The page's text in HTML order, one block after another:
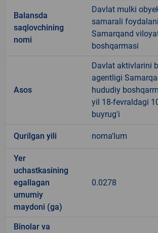
Balansda
saqlovchining
nomi
Davlat mulki
samarali
Samarqand
boshqarmasi
Asos
Davlat aktivlarini
agentligi
hududiy
yil 18-fevraldagi
buyrug'i
Qurilgan yili noma'lum
Yer
uchastkasining
egallagan
umumiy
maydoni (ga)
0.0278
Binolar va